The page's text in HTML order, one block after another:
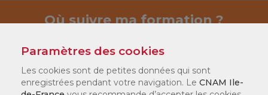
Où suivre ma formation ?
GRETA 78
Paramètres des cookies
Les cookies sont de petites données qui sont
enregistrées pendant votre navigation. Le CNAM Ile-